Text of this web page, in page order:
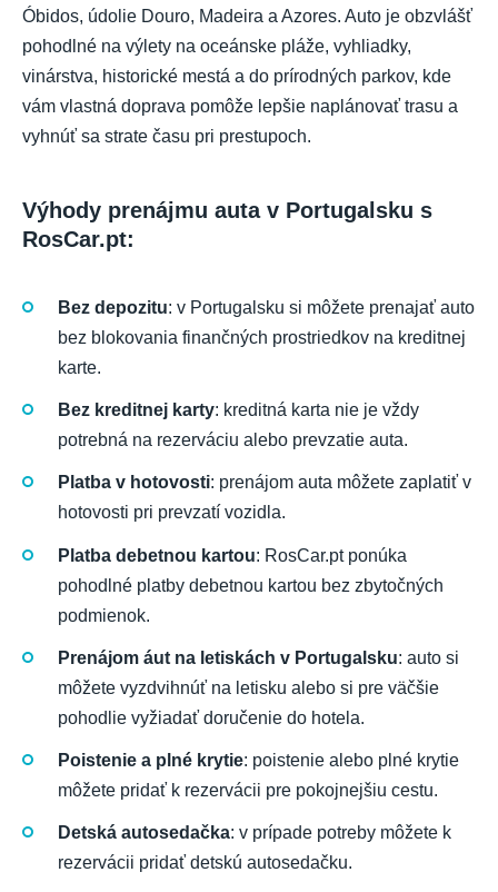
Óbidos, údolie Douro, Madeira a Azores. Auto je obzvlášť
pohodlné na výlety na oceánske pláže, vyhliadky,
vinárstva, historické mestá a do prírodných parkov, kde
vám vlastná doprava pomôže lepšie naplánovať trasu a
vyhnúť sa strate času pri prestupoch.
Výhody prenájmu auta v Portugalsku s
RosCar.pt:
Bez depozitu: v Portugalsku si môžete prenajať auto
bez blokovania finančných prostriedkov na kreditnej
karte.
Bez kreditnej karty: kreditná karta nie je vždy
potrebná na rezerváciu alebo prevzatie auta.
Platba v hotovosti: prenájom auta môžete zaplatiť v
hotovosti pri prevzatí vozidla.
Platba debetnou kartou: RosCar.pt ponúka
pohodlné platby debetnou kartou bez zbytočných
podmienok.
Prenájom áut na letiskách v Portugalsku: auto si
môžete vyzdvihnúť na letisku alebo si pre väčšie
pohodlie vyžiadať doručenie do hotela.
Poistenie a plné krytie: poistenie alebo plné krytie
môžete pridať k rezervácii pre pokojnejšiu cestu.
Detská autosedačka: v prípade potreby môžete k
rezervácii pridať detskú autosedačku.